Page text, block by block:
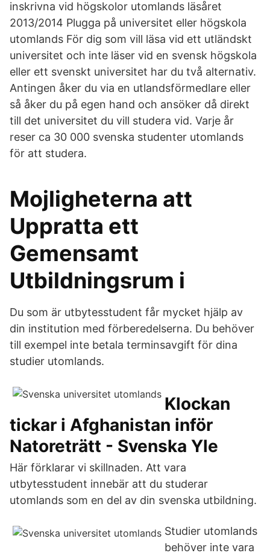
inskrivna vid högskolor utomlands läsåret
2013/2014 Plugga på universitet eller högskola
utomlands För dig som vill läsa vid ett utländskt
universitet och inte läser vid en svensk högskola
eller ett svenskt universitet har du två alternativ.
Antingen åker du via en utlandsförmedlare eller
så åker du på egen hand och ansöker då direkt
till det universitet du vill studera vid. Varje år
reser ca 30 000 svenska studenter utomlands
för att studera.
Mojligheterna att
Uppratta ett
Gemensamt
Utbildningsrum i
Du som är utbytesstudent får mycket hjälp av
din institution med förberedelserna. Du behöver
till exempel inte betala terminsavgift för dina
studier utomlands.
Klockan
tickar i Afghanistan inför
Natoreträtt - Svenska Yle
Här förklarar vi skillnaden. Att vara
utbytesstudent innebär att du studerar
utomlands som en del av din svenska utbildning.
Studier utomlands
behöver inte vara